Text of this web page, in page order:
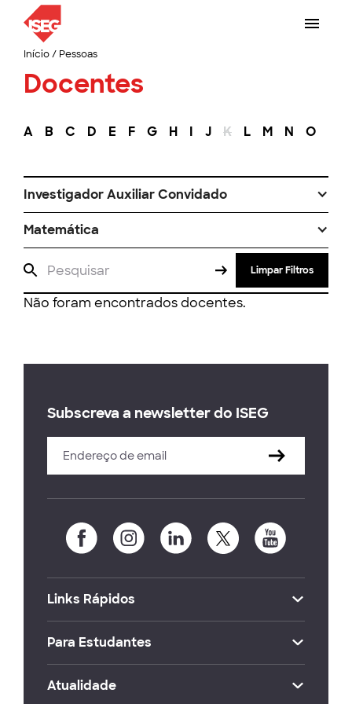
Início/ Pessoas
Docentes
A B C D E F G H I J K L M N O
Investigador Auxiliar Convidado
Matemática
Limpar Filtros
Não foram encontrados docentes.
Subscreva a newsletter do ISEG
Links Rápidos
Para Estudantes
Atualidade